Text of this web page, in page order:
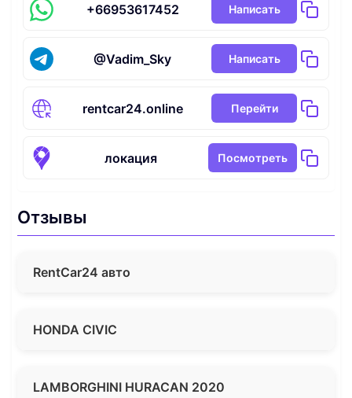
+66953617452 Написать
@Vadim_Sky Написать
rentcar24.online Перейти
локация Посмотреть
Отзывы
RentCar24 авто
HONDA CIVIC
LAMBORGHINI HURACAN 2020